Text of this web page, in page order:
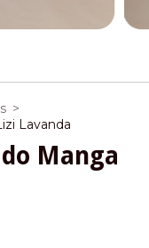
>
Lavanda
Manga